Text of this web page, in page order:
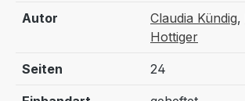
Autor Claudia Kündig,
Hottiger
Seiten 24